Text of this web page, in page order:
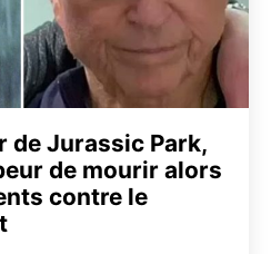
de Jurassic Park,
de mourir alors
contre le